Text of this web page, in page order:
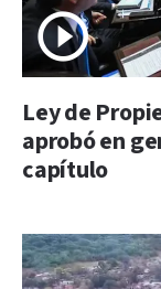
Ley de
aprobó en
capítulo